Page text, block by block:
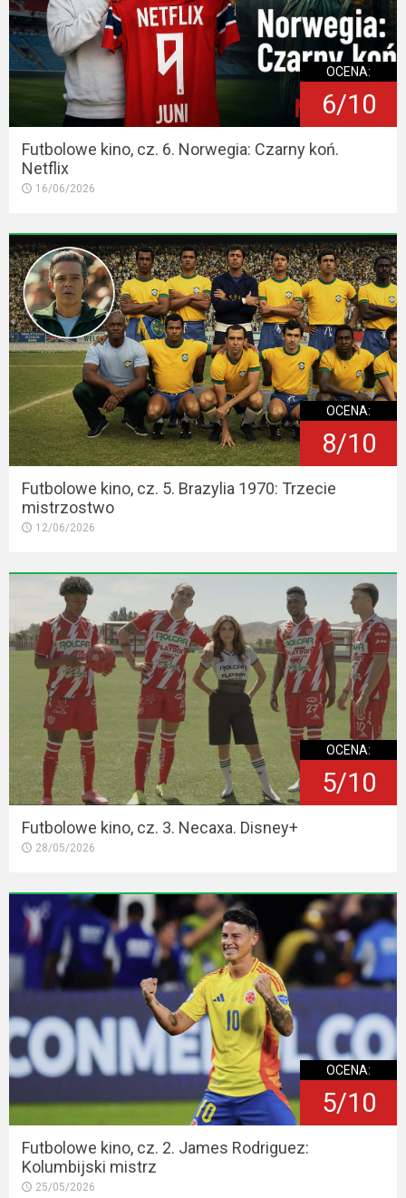
OCENA:
6/10
Futbolowe kino, cz. 6. Norwegia: Czarny koń.
Netflix
16/06/2026
OCENA:
8/10
Futbolowe kino, cz. 5. Brazylia 1970: Trzecie
mistrzostwo
12/06/2026
OCENA:
5/10
Futbolowe kino, cz. 3. Necaxa. Disney+
28/05/2026
OCENA:
5/10
Futbolowe kino, cz. 2. James Rodriguez:
Kolumbijski mistrz
25/05/2026